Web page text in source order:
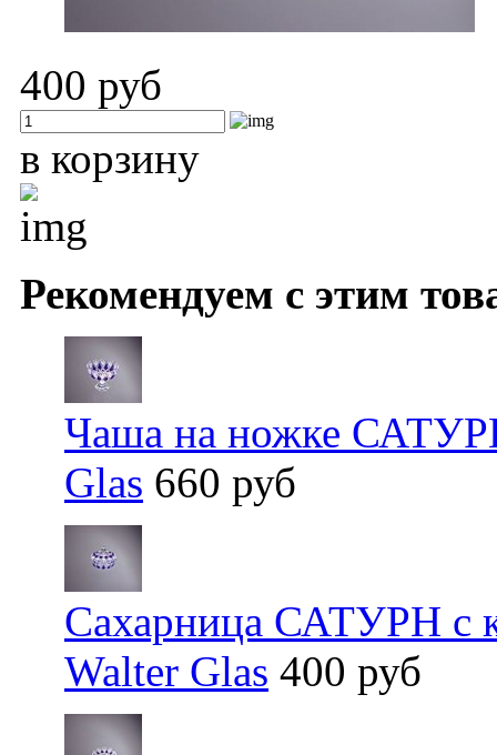
400 руб
в корзину
Рекомендуем с этим
Чаша на ножке
Glas 660 руб
Сахарница САТУРН с
Walter Glas 400 руб